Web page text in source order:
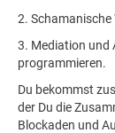
2.
3. Mediation und
programmieren.
Du bekommst
der Du die
Blockaden und